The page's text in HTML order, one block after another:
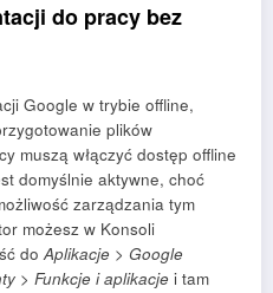
do pracy bez
Google w trybie offline,
plików
muszą włączyć dostęp offline
domyślnie aktywne, choć
zarządzania tym
możesz w Konsoli
do Aplikacje > Google
> Funkcje i aplikacje i tam